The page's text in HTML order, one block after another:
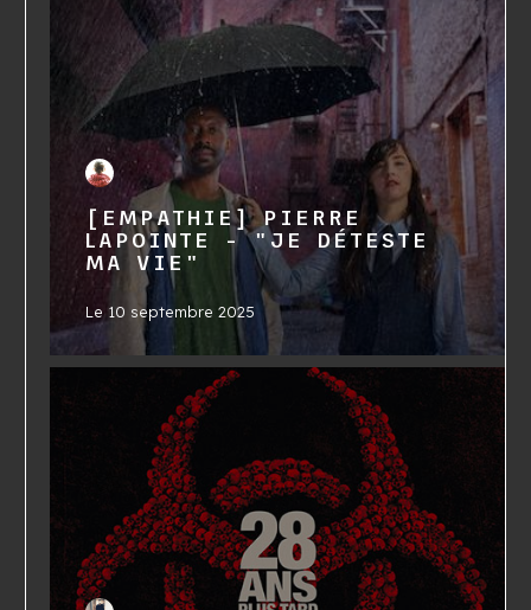
[EMPATHIE] PIERRE
LAPOINTE - "JE DÉTESTE
MA VIE"
Le 10 septembre 2025